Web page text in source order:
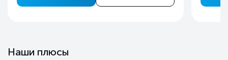
Наши плюсы